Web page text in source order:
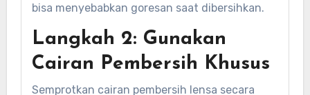
bisa menyebabkan goresan saat dibersihkan.
Langkah 2: Gunakan
Cairan Pembersih Khusus
Semprotkan cairan pembersih lensa secara